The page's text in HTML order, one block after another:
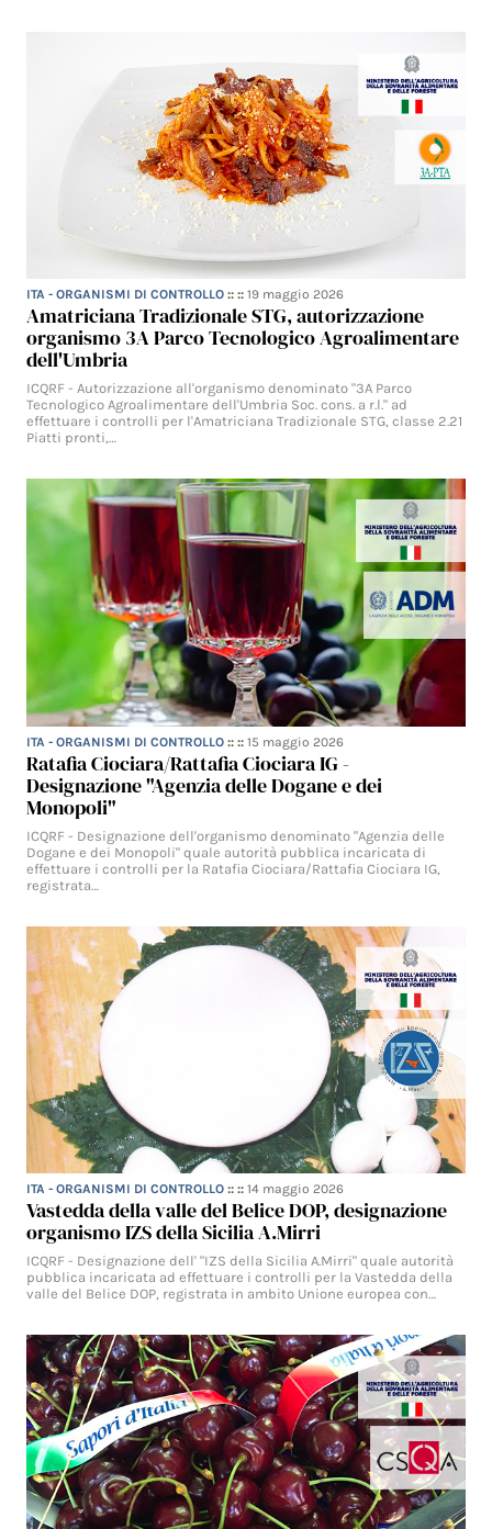
ITA - ORGANISMI DI CONTROLLO :: ::19 maggio 2026
Amatriciana Tradizionale STG, autorizzazione
organismo 3A Parco Tecnologico Agroalimentare
dell'Umbria
ICQRF - Autorizzazione all'organismo denominato "3A Parco
Tecnologico Agroalimentare dell'Umbria Soc. cons. a r.l." ad
effettuare i controlli per l'Amatriciana Tradizionale STG, classe 2.21
Piatti pronti,…
ITA - ORGANISMI DI CONTROLLO :: ::15 maggio 2026
Ratafia Ciociara/Rattafia Ciociara IG -
Designazione "Agenzia delle Dogane e dei
Monopoli"
ICQRF - Designazione dell'organismo denominato "Agenzia delle
Dogane e dei Monopoli" quale autorità pubblica incaricata di
effettuare i controlli per la Ratafia Ciociara/Rattafia Ciociara IG,
registrata…
ITA - ORGANISMI DI CONTROLLO :: ::14 maggio 2026
Vastedda della valle del Belice DOP, designazione
organismo IZS della Sicilia A.Mirri
ICQRF - Designazione dell' "IZS della Sicilia A.Mirri" quale autorità
pubblica incaricata ad effettuare i controlli per la Vastedda della
valle del Belice DOP, registrata in ambito Unione europea con…